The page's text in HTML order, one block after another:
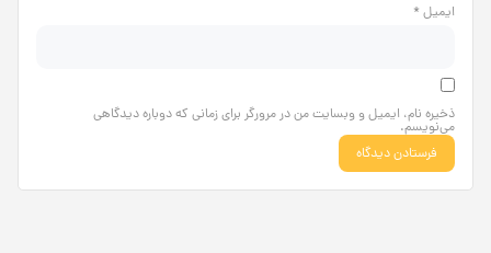
ایمیل *
ذخیره نام، ایمیل و وبسایت من در مرورگر برای زمانی که دوباره دیدگاهی
می‌نویسم.